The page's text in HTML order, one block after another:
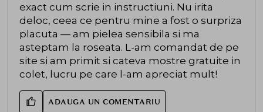
exact cum scrie in instructiuni. Nu irita
deloc, ceea ce pentru mine a fost o surpriza
placuta — am pielea sensibila si ma
asteptam la roseata. L-am comandat de pe
site si am primit si cateva mostre gratuite in
colet, lucru pe care l-am apreciat mult!
ADAUGA UN COMENTARIU